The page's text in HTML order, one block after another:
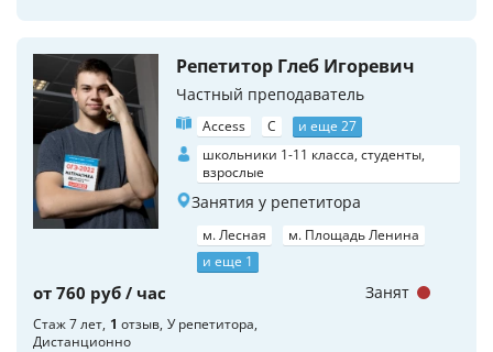
Репетитор Глеб Игоревич
Частный преподаватель
Access C
и еще 27
школьники 1-11 класса, студенты,
взрослые
Занятия у репетитора
м. Лесная
м. Площадь Ленина
и еще 1
от 760 руб / час
Стаж 7 лет 1 отзыв У репетитора
Дистанционно
Занят